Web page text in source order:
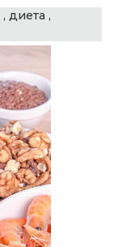
, диета ,